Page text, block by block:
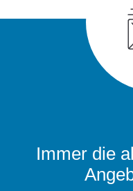
Immer die